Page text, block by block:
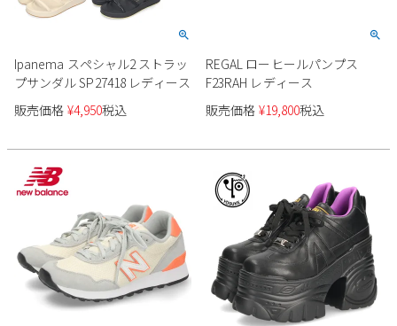
Ipanema スペシャル2 ストラッ
プサンダル SP27418 レディース
販売価格 ¥4,950税込
REGAL ローヒールパンプス
F23RAH レディース
販売価格 ¥19,800税込